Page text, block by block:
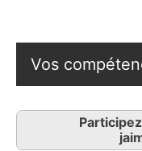
Vos